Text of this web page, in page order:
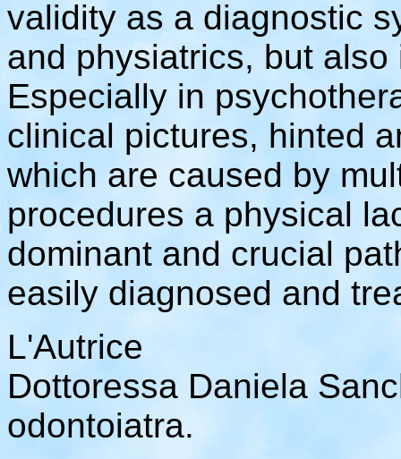
validity as a diagnostic
and physiatrics, but
Especially in
clinical pictures, hinted
which are caused by
procedures a physical
dominant and crucial
easily diagnosed and
L'Autrice
Dottoressa Daniela
odontoiatra.